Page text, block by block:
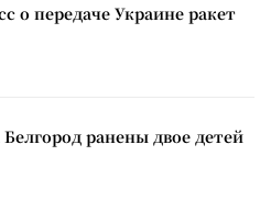
о передаче Украине ракет
ранены двое детей